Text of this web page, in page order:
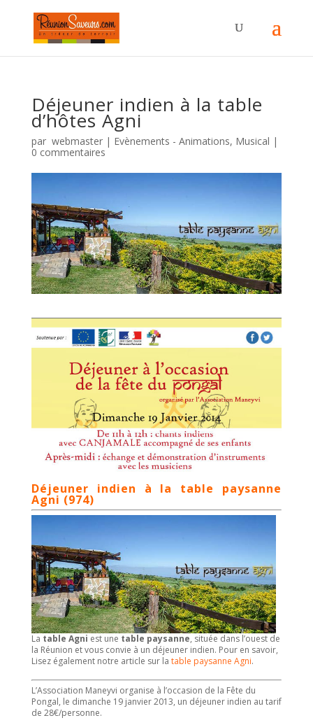
Déjeuner indien à la table
d’hôtes Agni
par webmaster| Evènements - Animations, Musical |
0 commentaires
Déjeuner indien à la table paysanne
Agni (974)
La table Agni est une table paysanne, située dans l’ouest de
la Réunion et vous convie à un déjeuner indien. Pour en savoir,
Lisez également notre article sur la table paysanne Agni.
L’Association Maneyvi organise à l’occasion de la Fête du
Pongal, le dimanche 19 janvier 2013, un déjeuner indien au tarif
de 28€/personne.